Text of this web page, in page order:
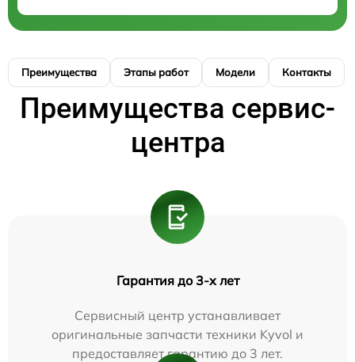
Преимущества Этапы работ Модели Контакты
Преимущества сервис-
центра
Гарантия до 3-х лет
Сервисный центр устанавливает
оригинальные запчасти техники Kyvol и
предоставляет гарантию до 3 лет.